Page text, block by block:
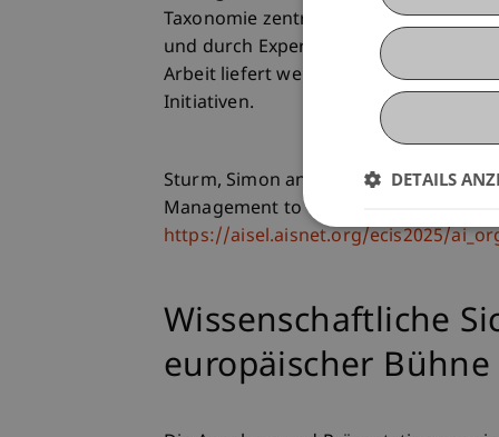
Taxonomie zentraler
und durch Expertinnen- und
Arbeit liefert wertvolle Erkenntnisse
Initiativen.
Sturm, Simon and van Giffen,
Management to Govern AI: A
https://aisel.aisnet.org/ecis2025/
Wissenschaftliche
europäischer Bühne
DETAILS